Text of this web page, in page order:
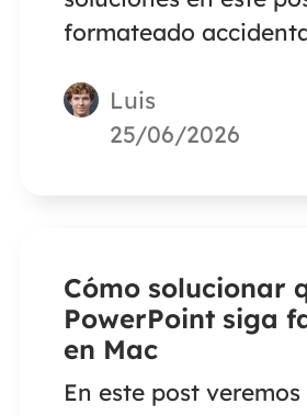
formateado
de seguridad, utiliza
Data Recovery
Luis
25/06/2026
Cómo solucionar
PowerPoint siga
en Mac
En este post